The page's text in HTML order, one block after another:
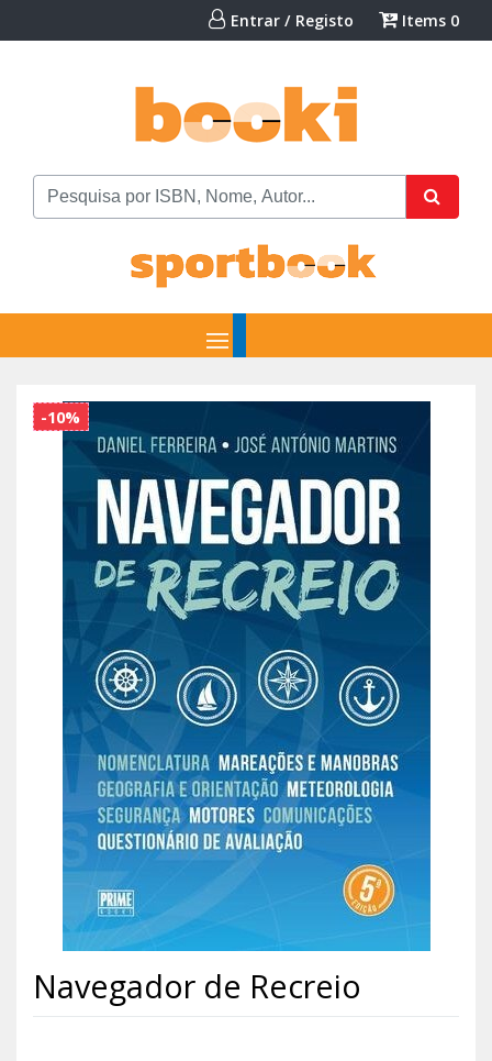
Entrar / Registo Items 0
-10%
Navegador de Recreio